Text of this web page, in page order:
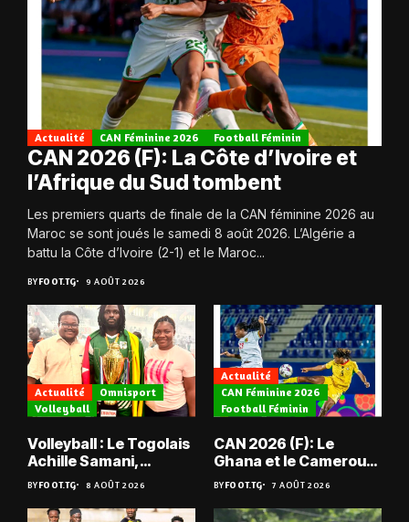
Actualité CAN Féminine 2026 Football Féminin
CAN 2026 (F): La Côte d’Ivoire et
l’Afrique du Sud tombent
Les premiers quarts de finale de la CAN féminine 2026 au
Maroc se sont joués le samedi 8 août 2026. L’Algérie a
battu la Côte d’Ivoire (2-1) et le Maroc...
BYFOOT.TG 9 AOÛT 2026
Actualité
Omnisport
Volleyball
Volleyball : Le Togolais
Achille Samani,
champion du Bénin !
BYFOOT.TG 8 AOÛT 2026
Actualité
CAN Féminine 2026
Football Féminin
CAN 2026 (F): Le
Ghana et le Cameroun
en quarts
BYFOOT.TG 7 AOÛT 2026